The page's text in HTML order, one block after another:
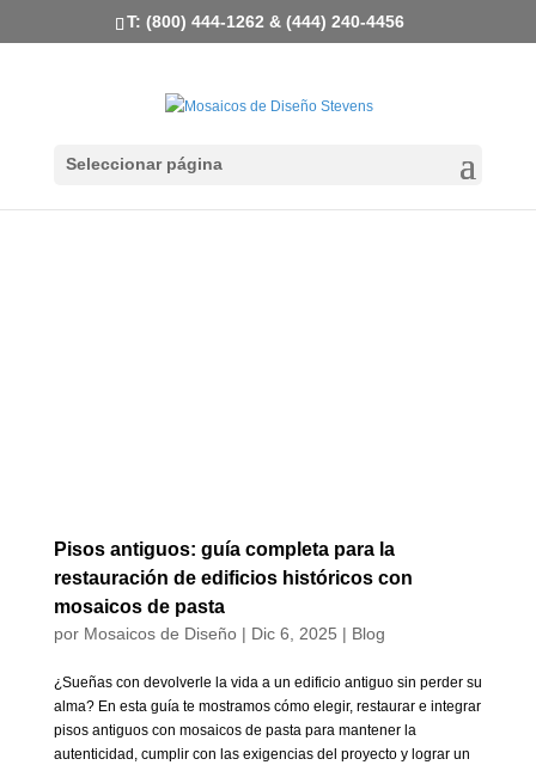
T: (800) 444-1262 & (444) 240-4456
Seleccionar página
Pisos antiguos: guía completa para la
restauración de edificios históricos con
mosaicos de pasta
por Mosaicos de Diseño| Dic 6, 2025 | Blog
¿Sueñas con devolverle la vida a un edificio antiguo sin perder su
alma? En esta guía te mostramos cómo elegir, restaurar e integrar
pisos antiguos con mosaicos de pasta para mantener la
autenticidad, cumplir con las exigencias del proyecto y lograr un